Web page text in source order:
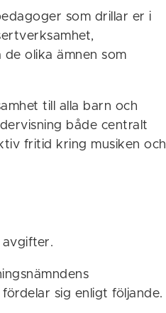
som drillar er i
de olika ämnen som
till alla barn och
både centralt
fritid kring musiken och
avgifter.
sig enligt följande.